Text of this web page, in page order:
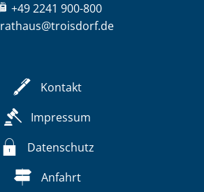
+49 2241 900-800
rathaus@troisdorf.de
Kontakt
Impressum
Datenschutz
Anfahrt